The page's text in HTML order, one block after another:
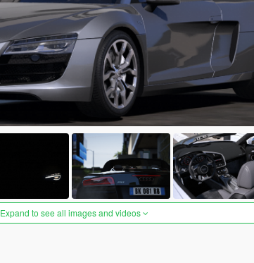
Expand to see all images and videos